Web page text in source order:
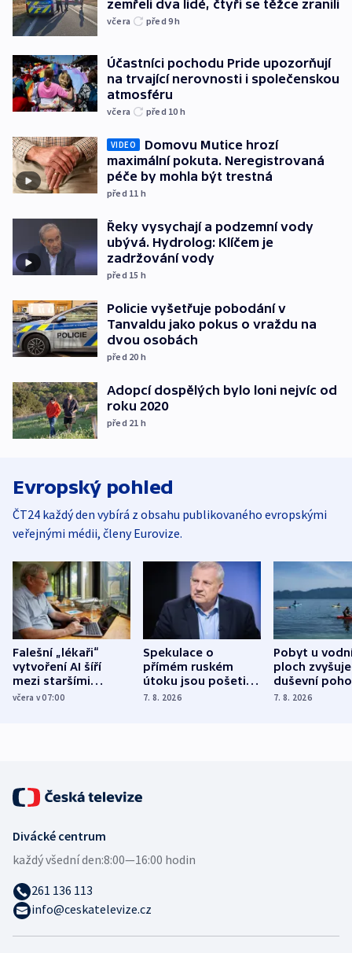
zemřeli dva lidé, čtyři se těžce zranili
včera před 9h
Účastníci pochodu Pride upozorňují
na trvající nerovnosti i společenskou
atmosféru
včera před 10 h
VIDEO
Domovu Mutice hrozí
maximální pokuta. Neregistrovaná
péče by mohla být trestná
před 11 h
Řeky vysychají a podzemní vody
ubývá. Hydrolog: Klíčem je
zadržování vody
před 15 h
Policie vyšetřuje pobodání v
Tanvaldu jako pokus o vraždu na
dvou osobách
před 20 h
Adopcí dospělých bylo loni nejvíc od
roku 2020
před 21 h
Evropský pohled
ČT24 každý den vybírá z obsahu publikovaného evropskými
veřejnými médii, členy Eurovize.
Falešní „lékaři“
vytvoření AI šíří
mezi staršími
Poláky nebezpečné
včera v 07:00
Spekulace o
přímém ruském
útoku jsou pošetilé,
míní estonský
7. 8. 2026
Pobyt u
ploch zvyšuje
duševní
ukázala
7. 8. 2026
Divácké centrum
každý všední den:8:00—16:00 hodin
261 136 113
info@ceskatelevize.cz